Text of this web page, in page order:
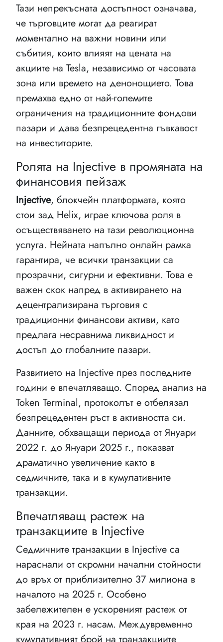
Тази непрекъсната достъпност означава,
че търговците могат да реагират
моментално на важни новини или
събития, които влияят на цената на
акциите на Tesla, независимо от часовата
зона или времето на денонощието. Това
премахва едно от най-големите
ограничения на традиционните фондови
пазари и дава безпрецедентна гъвкавост
на инвеститорите.
Ролята на Injective в промяната на
финансовия пейзаж
Injective, блокчейн платформата, която
стои зад Helix, играе ключова роля в
осъществяването на тази революционна
услуга. Нейната напълно онлайн рамка
гарантира, че всички транзакции са
прозрачни, сигурни и ефективни. Това е
важен скок напред в активирането на
децентрализирана търговия с
традиционни финансови активи, като
предлага несравнима ликвидност и
достъп до глобалните пазари.
Развитието на Injective през последните
години е впечатляващо. Според анализ на
Token Terminal, протоколът е отбелязал
безпрецедентен ръст в активността си.
Данните, обхващащи периода от Януари
2022 г. до Януари 2025 г., показват
драматично увеличение както в
седмичните, така и в кумулативните
транзакции.
Впечатляващ растеж на
транзакциите в Injective
Седмичните транзакции в Injective са
нараснали от скромни начални стойности
до връх от приблизително 37 милиона в
началото на 2025 г. Особено
забележителен е ускореният растеж от
края на 2023 г. насам. Междувременно